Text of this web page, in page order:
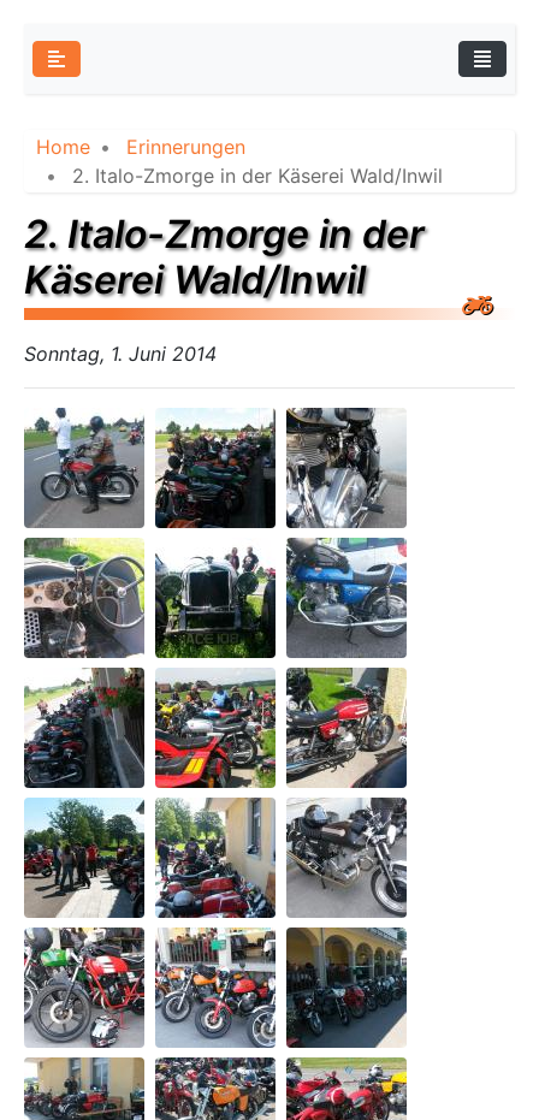
Home
Erinnerungen
2. Italo-Zmorge in der Käserei Wald/Inwil
2. Italo-Zmorge in der
Käserei Wald/Inwil
Sonntag, 1. Juni 2014